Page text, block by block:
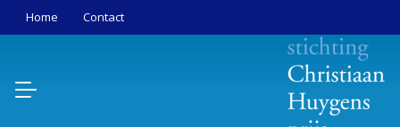
Home Contact